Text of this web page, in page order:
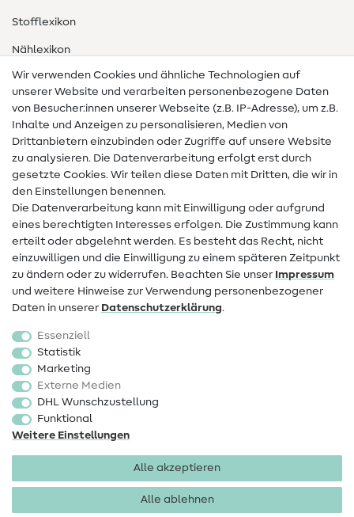
Stofflexikon
Nählexikon
Nähanleitungen
Hilfe & Kontakt
Kontakt
Infos zum Betreiberwechsel
FAQ
Widerrufsrecht
Beliebt
Stoffe
Sale
Schnittmuster
Wir verwenden Cookies und ähnliche Technologien auf
unserer Website und verarbeiten personenbezogene Daten
von Besucher:innen unserer Webseite (z.B. IP-Adresse), um z.B.
Inhalte und Anzeigen zu personalisieren, Medien von
Drittanbietern einzubinden oder Zugriffe auf unsere Website
zu analysieren. Die Datenverarbeitung erfolgt erst durch
gesetzte Cookies. Wir teilen diese Daten mit Dritten, die wir in
den Einstellungen benennen.
Die Datenverarbeitung kann mit Einwilligung oder aufgrund
eines berechtigten Interesses erfolgen. Die Zustimmung kann
erteilt oder abgelehnt werden. Es besteht das Recht, nicht
einzuwilligen und die Einwilligung zu einem späteren Zeitpunkt
zu ändern oder zu widerrufen. Beachten Sie unser Impressum
und weitere Hinweise zur Verwendung personenbezogener
Daten in unserer Daten­schutz­erklärung.
Essenziell
Statistik
Marketing
Externe Medien
DHL Wunschzustellung
Funktional
Weitere Einstellungen
Alle akzeptieren
Alle ablehnen
Impressum Datenschutz
AGB